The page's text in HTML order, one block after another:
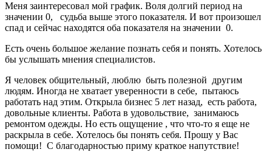
Меня заинтересовал мой график. Воля долгий период на
значении 0, судьба выше этого показателя. И вот произошел
спад и сейчас находятся оба показателя на значении 0.
Есть очень большое желание познать себя и понять. Хотелось
бы услышать мнения специалистов.
Я человек общительный, люблю быть полезной другим
людям. Иногда не хватает уверенности в себе, пытаюсь
работать над этим. Открыла бизнес 5 лет назад, есть работа,
довольные клиенты. Работа в удовольствие, занимаюсь
ремонтом одежды. Но есть ощущение , что что-то я еще не
раскрыла в себе. Хотелось бы понять себя. Прошу у Вас
помощи! С благодарностью приму краткое напутствие!